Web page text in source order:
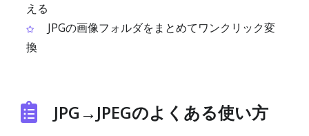
える
JPGの画像フォルダをまとめてワンクリック変
換
JPG→JPEGのよくある使い方